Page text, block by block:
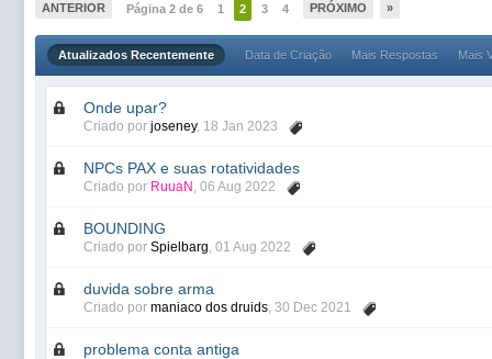
ANTERIOR Página 2 de 6 1 2 3 4 PRÓXIMO »
Atualizados Recentemente Data de Criação Mais Respostas Mais
Onde upar?
Criado por joseney, 18 Jan 2023
NPCs PAX e suas rotatividades
Criado por RuuaN , 06 Aug 2022
BOUNDING
Criado por Spielbarg, 01 Aug 2022
duvida sobre arma
Criado por maniaco dos druids, 30 Dec 2021
problema conta antiga